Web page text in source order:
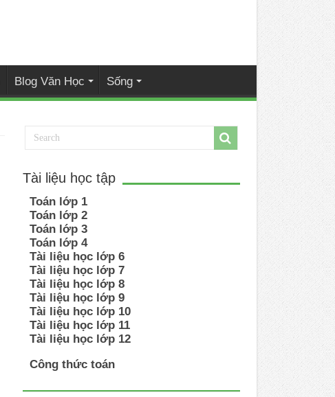
Blog Văn Học Sống
Tài liệu học tập
Toán lớp 1
Toán lớp 2
Toán lớp 3
Toán lớp 4
Tài liệu học lớp 6
Tài liệu học lớp 7
Tài liệu học lớp 8
Tài liệu học lớp 9
Tài liệu học lớp 10
Tài liệu học lớp 11
Tài liệu học lớp 12
Công thức toán